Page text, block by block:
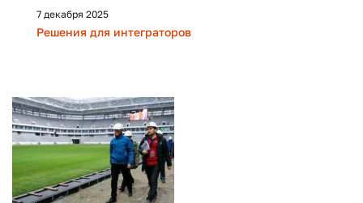
7 декабря 2025
Решения для интеграторов